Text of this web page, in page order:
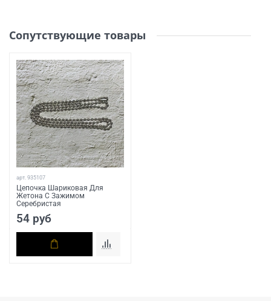
Сопутствующие товары
арт. 935107
Цепочка Шариковая Для
Жетона С Зажимом
Серебристая
54 руб